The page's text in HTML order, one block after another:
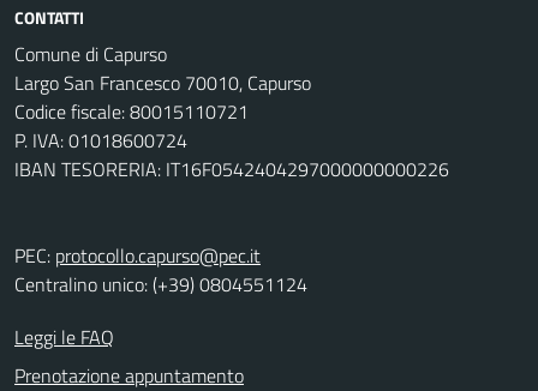
CONTATTI
Comune di Capurso
Largo San Francesco 70010, Capurso
Codice fiscale: 80015110721
P. IVA: 01018600724
IBAN TESORERIA: IT16F0542404297000000000226
PEC: protocollo.capurso@pec.it
Centralino unico: (+39) 0804551124
Leggi le FAQ
Prenotazione appuntamento